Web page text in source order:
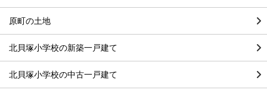
原町の土地
北貝塚小学校の新築一戸建て
北貝塚小学校の中古一戸建て